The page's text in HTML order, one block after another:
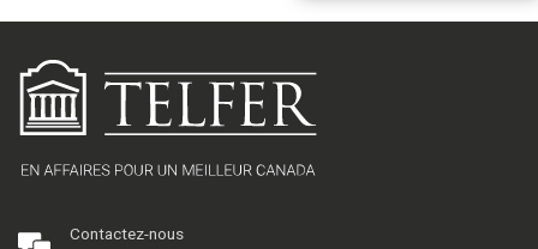
Contactez-nous